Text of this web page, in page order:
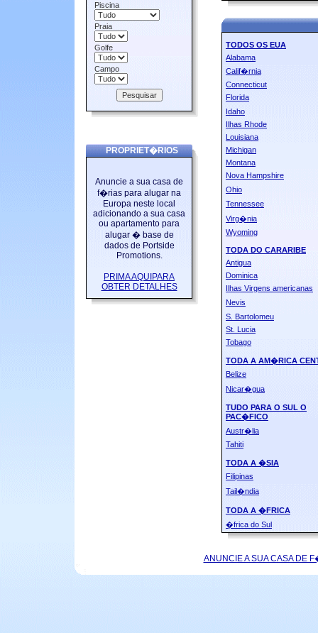
Piscina
Praia
Golfe
Campo
PROPRIET�RIOS
Anuncie a sua casa de
f�rias para alugar na
Europa neste local
adicionando a sua casa
ou apartamento para
alugar � base de
dados de Portside
Promotions.
PRIMA AQUIPARA
OBTER DETALHES
TODOS OS EUA
Alabama
Calif�rnia
Connecticut
Florida
Idaho
Ilhas Rhode
Louisiana
Michigan
Montana
Nova Hampshire
Ohio
Tennessee
Virg�nia
Wyoming
TODA DO CARARIBE
Antigua
Dominica
Ilhas Virgens americanas
Nevis
S. Bartolomeu
St. Lucia
Tobago
TODA A AM�RICA
Belize
Nicar�gua
TUDO PARA O SUL O
PAC�FICO
Austr�lia
Tahiti
TODA A �SIA
Filipinas
Tail�ndia
TODA A �FRICA
�frica do Sul
ANUNCIE A SUA CASA DE